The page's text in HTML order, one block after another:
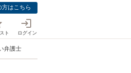
方はこちら
ト ログイン
弁護士